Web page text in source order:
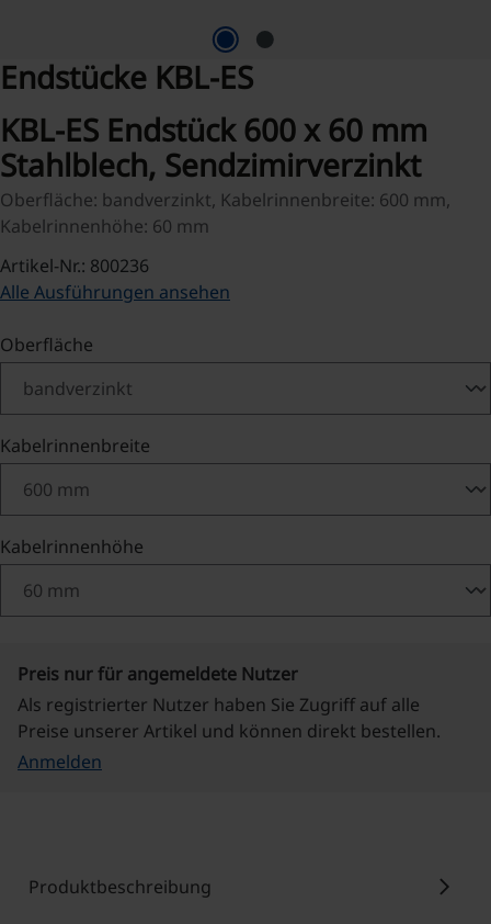
Endstücke KBL-ES
KBL-ES Endstück 600 x 60 mm
Stahlblech, Sendzimirverzinkt
Oberfläche: bandverzinkt, Kabelrinnenbreite: 600 mm,
Kabelrinnenhöhe: 60 mm
Artikel-Nr.: 800236
Alle Ausführungen ansehen
Oberfläche
Kabelrinnenbreite
Kabelrinnenhöhe
Preis nur für angemeldete Nutzer
Als registrierter Nutzer haben Sie Zugriff auf alle
Preise unserer Artikel und können direkt bestellen.
Anmelden
Produktbeschreibung chevron_right